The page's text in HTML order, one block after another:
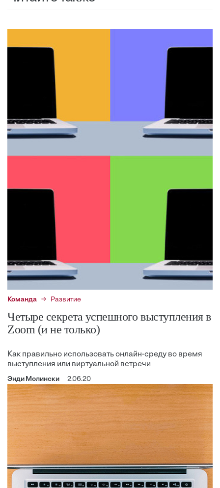
Команда Развитие
Четыре секрета успешного выступления в
Zoom (и не только)
Как правильно использовать онлайн-среду во время
выступления или виртуальной встречи
Энди Молински 2.06.20